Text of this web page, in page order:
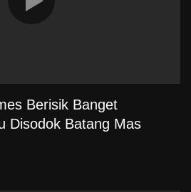
Berisik Banget
Disodok Batang Mas